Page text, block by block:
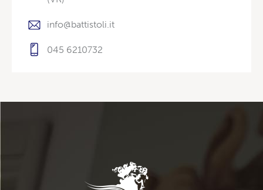
info@battistoli.it
045 6210732